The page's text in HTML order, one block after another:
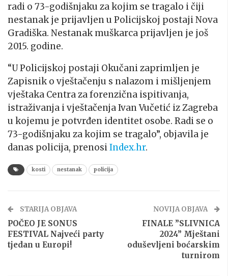
radi o 73-godišnjaku za kojim se tragalo i čiji
nestanak je prijavljen u Policijskoj postaji Nova
Gradiška. Nestanak muškarca prijavljen je još
2015. godine.
“U Policijskoj postaji Okučani zaprimljen je
Zapisnik o vještačenju s nalazom i mišljenjem
vještaka Centra za forenzična ispitivanja,
istraživanja i vještačenja Ivan Vučetić iz Zagreba
u kojemu je potvrđen identitet osobe. Radi se o
73-godišnjaku za kojim se tragalo”, objavila je
danas policija, prenosiIndex.hr.
kosti nestanak policija
STARIJA OBJAVA
POČEO JE SONUS
FESTIVAL Najveći party
tjedan u Europi!
NOVIJA OBJAVA
FINALE ”SLIVNICA
2024” Mještani
oduševljeni boćarskim
turnirom